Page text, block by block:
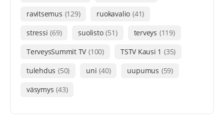
ravitsemus (129) ruokavalio (41)
stressi (69) suolisto (51) terveys (119)
TerveysSummit TV (100) TSTV Kausi 1 (35)
tulehdus (50) uni (40) uupumus (59)
väsymys (43)